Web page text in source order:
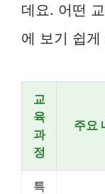
데요. 어떤
에 보기 쉽
교
육
과
정
주요
특